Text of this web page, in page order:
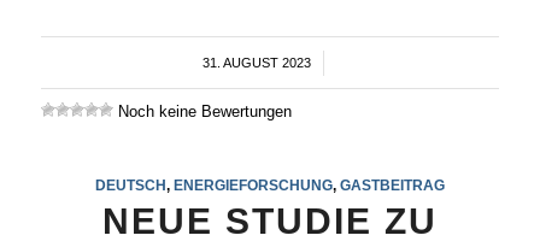
31. AUGUST 2023
/
Noch keine Bewertungen
DEUTSCH, ENERGIEFORSCHUNG, GASTBEITRAG
NEUE STUDIE ZU